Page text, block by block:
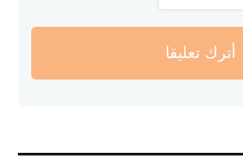
أترك تعليقا